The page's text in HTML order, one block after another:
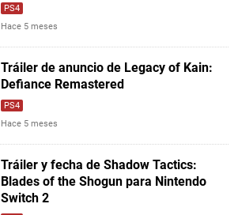
PS4
Hace 5 meses
Tráiler de anuncio de Legacy of Kain:
Defiance Remastered
PS4
Hace 5 meses
Tráiler y fecha de Shadow Tactics:
Blades of the Shogun para Nintendo
Switch 2